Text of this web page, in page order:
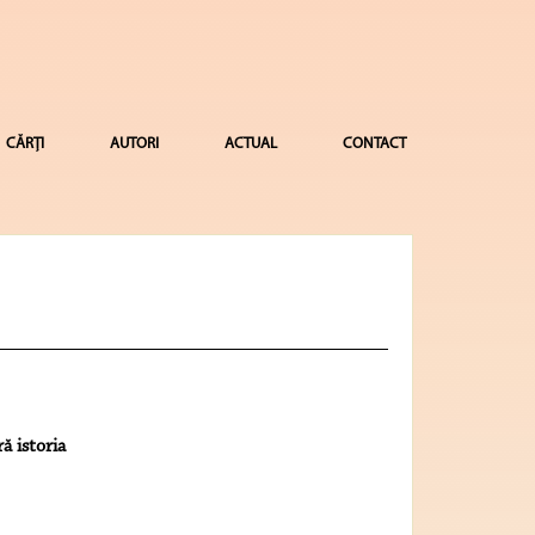
CĂRȚI AUTORI ACTUAL CONTACT
istoria